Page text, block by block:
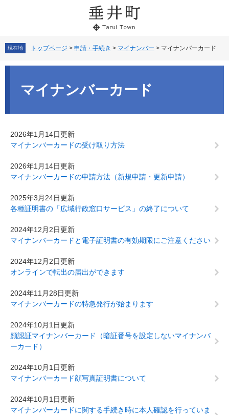
文
現在地 トップページ > 申請・手続き > マイナンバー > マイナンバーカード
マイナンバーカード
2026年1月14日更新
マイナンバーカードの受け取り方法
2026年1月14日更新
マイナンバーカードの申請方法（新規申請・更新申請）
2025年3月24日更新
各種証明書の「広域行政窓口サービス」の終了について
2024年12月2日更新
マイナンバーカードと電子証明書の有効期限にご注意ください
2024年12月2日更新
オンラインで転出の届出ができます
2024年11月28日更新
マイナンバーカードの特急発行が始まります
2024年10月1日更新
顔認証マイナンバーカード（暗証番号を設定しないマイナンバ
ーカード）
2024年10月1日更新
マイナンバーカード顔写真証明書について
2024年10月1日更新
マイナンバーカードに関する手続き時に本人確認を行っていま